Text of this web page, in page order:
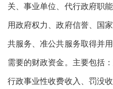
关、事业单位、代行政府职
用政府权力、政府信誉、国
共服务、准公共服务取得并
需要的财政资金。主要包括
行政事业性收费收入、罚没